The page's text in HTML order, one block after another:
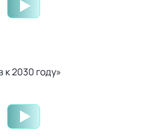
к 2030 году»